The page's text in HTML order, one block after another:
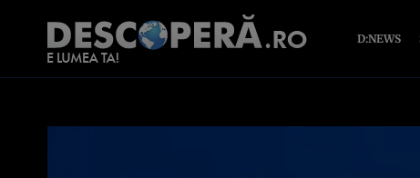
D:NEWS